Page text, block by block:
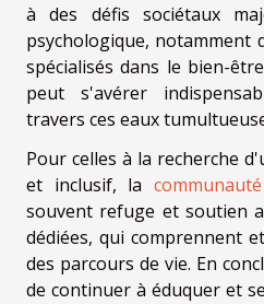
à des défis sociétaux
psychologique, notamment
spécialisés dans le bien-
peut s'avérer
travers ces eaux
Pour celles à la recherche
et inclusif, la
souvent refuge et soutien
dédiées, qui comprennent
des parcours de vie. En
de continuer à éduquer et